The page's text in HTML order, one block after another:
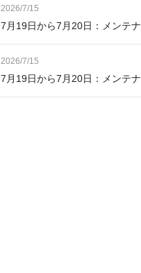
2026/7/15
7月19日から7月20日：メンテ
2026/7/15
7月19日から7月20日：メンテ